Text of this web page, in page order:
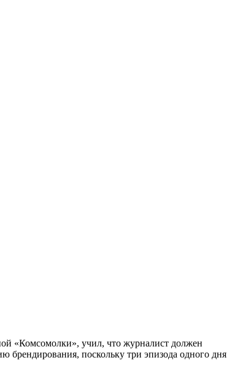
«Комсомолки», учил, что журналист должен
брендирования, поскольку три эпизода одного дня